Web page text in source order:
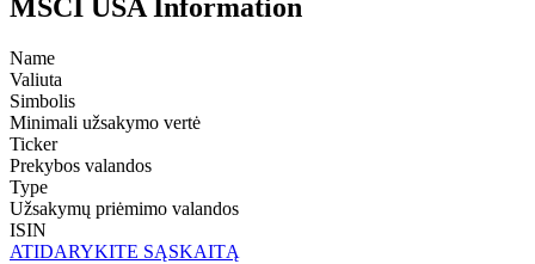
MSCI USA Information
Name
Valiuta
Simbolis
Minimali užsakymo vertė
Ticker
Prekybos valandos
Type
Užsakymų priėmimo valandos
ISIN
ATIDARYKITE SĄSKAITĄ